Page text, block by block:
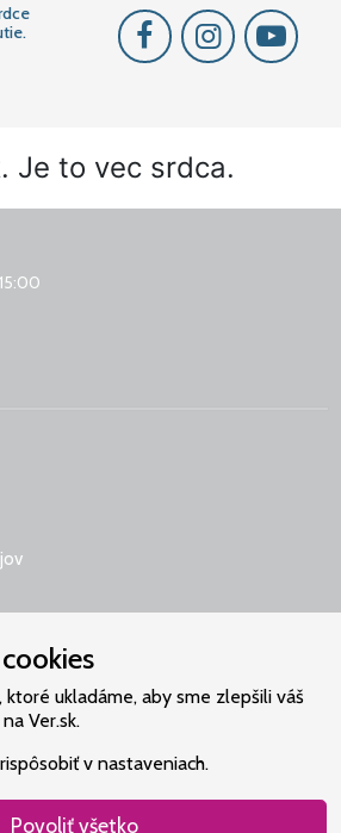
. Je to vec srdca.
s Bohom.
ktoré ukladáme, aby sme zlepšili váš
Ver.sk.
v nastaveniach.
Povoliť všetko